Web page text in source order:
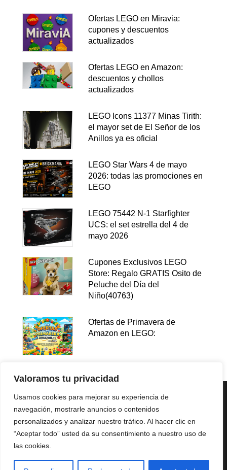
Valoramos tu privacidad
Usamos cookies para mejorar su experiencia de
navegación, mostrarle anuncios o contenidos
personalizados y analizar nuestro tráfico. Al hacer clic en
“Aceptar todo” usted da su consentimiento a nuestro uso de
las cookies.
Ofertas LEGO en Miravia:
cupones y descuentos
actualizados
Ofertas LEGO en Amazon:
descuentos y chollos
actualizados
LEGO Icons 11377 Minas Tirith:
el mayor set de El Señor de los
Anillos ya es oficial
LEGO Star Wars 4 de mayo
2026: todas las promociones en
LEGO
LEGO 75442 N-1 Starfighter
UCS: el set estrella del 4 de
mayo 2026
Cupones Exclusivos LEGO
Store: Regalo GRATIS Osito de
Peluche del Día del
Niño(40763)
Ofertas de Primavera de
Amazon en LEGO: